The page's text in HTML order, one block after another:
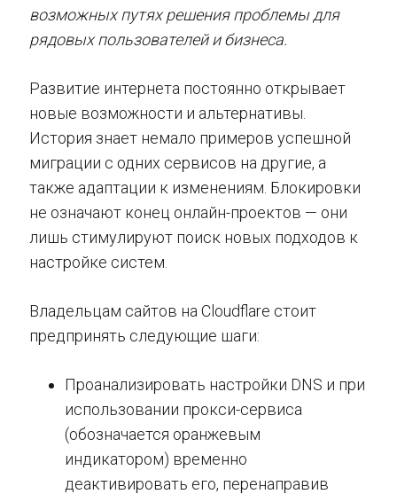
возможных путях решения проблемы для
рядовых пользователей и бизнеса.
Развитие интернета постоянно открывает
новые возможности и альтернативы.
История знает немало примеров успешной
миграции с одних сервисов на другие, а
также адаптации к изменениям. Блокировки
не означают конец онлайн-проектов — они
лишь стимулируют поиск новых подходов к
настройке систем.
Владельцам сайтов на Cloudflare стоит
предпринять следующие шаги:
Проанализировать настройки DNS и при
использовании прокси-сервиса
(обозначается оранжевым
индикатором) временно
деактивировать его, перенаправив